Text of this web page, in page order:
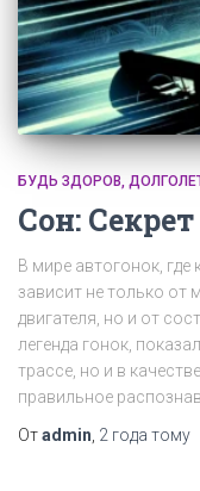
БУДЬ ЗДОРОВ
Сон:
В мире автогонок, где
зависит не только от
двигателя, но и от
легенда гонок,
трассе, но и в
правильное
Отadmin 2 года тому